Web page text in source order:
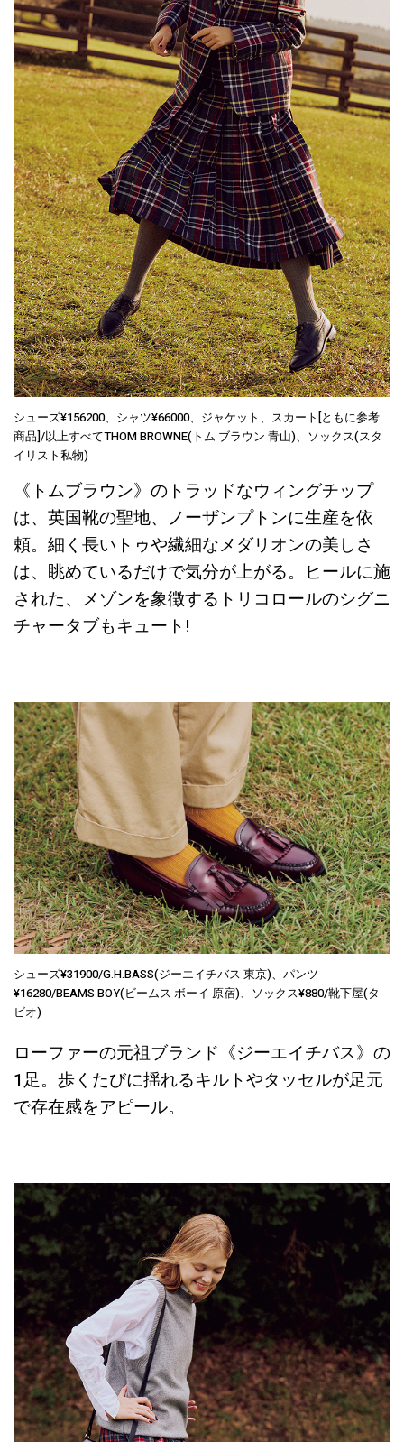
シューズ¥156200、シャツ¥66000、ジャケット、スカート[ともに参考
商品]/以上すべてTHOM BROWNE(トム ブラウン 青山)、ソックス(スタ
イリスト私物)
《トムブラウン》のトラッドなウィングチップ
は、英国靴の聖地、ノーザンプトンに生産を依
頼。細く長いトゥや繊細なメダリオンの美しさ
は、眺めているだけで気分が上がる。ヒールに施
された、メゾンを象徴するトリコロールのシグニ
チャータブもキュート!
シューズ¥31900/G.H.BASS(ジーエイチバス 東京)、パンツ
¥16280/BEAMS BOY(ビームス ボーイ 原宿)、ソックス¥880/靴下屋(タ
ビオ)
ローファーの元祖ブランド《ジーエイチバス》の
1足。歩くたびに揺れるキルトやタッセルが足元
で存在感をアピール。